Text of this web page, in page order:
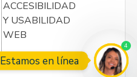
ACCESIBILIDAD
Y USABILIDAD
WEB
Estamos en línea
4